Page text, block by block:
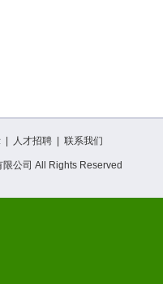
人才招聘 联系我们
公司 All Rights Reserved